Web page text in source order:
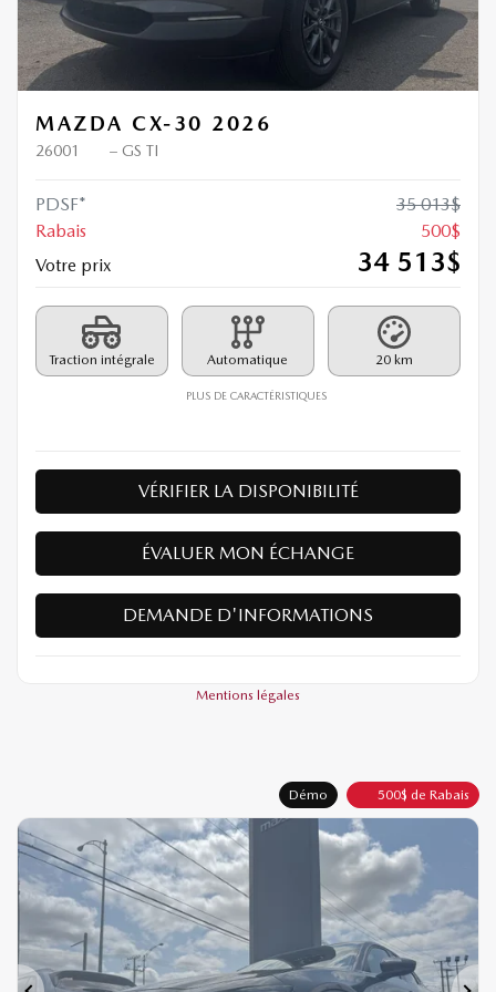
MAZDA CX-30 2026
26001 – GS TI
PDSF* 35 013$
Rabais
500$
Votre prix
34 513$
Traction intégrale Automatique 20 km
PLUS DE CARACTÉRISTIQUES
VÉRIFIER LA DISPONIBILITÉ
ÉVALUER MON ÉCHANGE
DEMANDE D'INFORMATIONS
Mentions légales
Démo 500$ de Rabais